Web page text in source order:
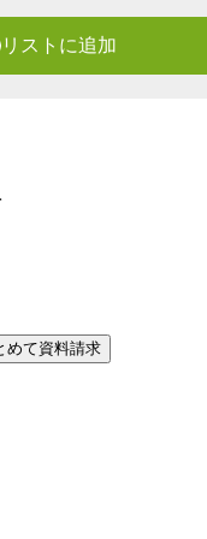
リストに追加
めて資料請求